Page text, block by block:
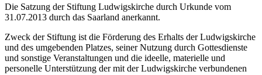
Die Satzung der Stiftung Ludwigskirche durch Urkunde vom
31.07.2013 durch das Saarland anerkannt.
Zweck der Stiftung ist die Förderung des Erhalts der Ludwigskirche
und des umgebenden Platzes, seiner Nutzung durch Gottesdienste
und sonstige Veranstaltungen und die ideelle, materielle und
personelle Unterstützung der mit der Ludwigskirche verbundenen